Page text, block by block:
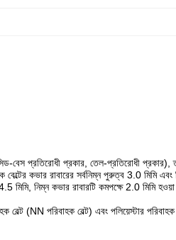
বেস প্রতিরোধী প্রকার, তেল-প্রতিরোধী প্রকার),
বেল্টের কভার রাবারের সর্বনিম্ন পুরুত্ব 3.0 মিমি
4.5 মিমি, নিম্ন কভার রাবারটি কমপক্ষে 2.0 মিমি
বেল্ট (NN পরিবাহক বেল্ট) এবং পলিয়েস্টার